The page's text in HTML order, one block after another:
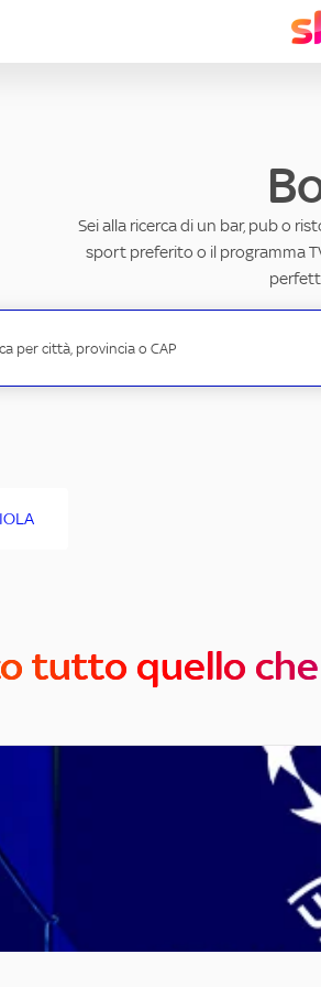
Sei alla ricerca di un bar, pub o
sport preferito o il programma
tutto quello